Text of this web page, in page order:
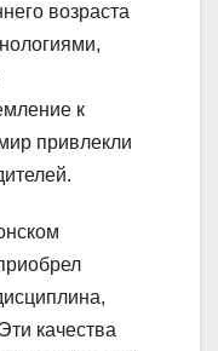
возраста
к
привлекли
качества